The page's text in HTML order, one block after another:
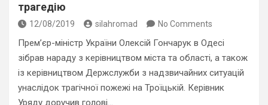
трагедію
12/08/2019 silahromad No Comments
Прем’єр-міністр України Олексій Гончарук в Одесі
зібрав нараду з керівництвом міста та області, а також
із керівництвом Держслужби з надзвичайних ситуацій
унаслідок трагічної пожежі на Троїцькій. Керівник
Уряду доручив голові…